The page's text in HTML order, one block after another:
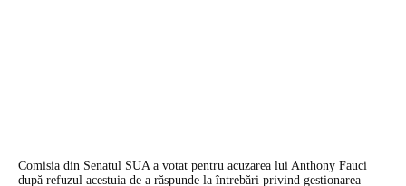
Comisia din Senatul SUA a votat pentru acuzarea lui Anthony Fauci
după refuzul acestuia de a răspunde la întrebări privind gestionarea